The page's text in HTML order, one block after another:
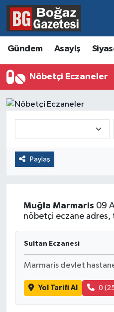
Gündem Asayiş
Nöbetçi Eczaneler
Paylaş
Muğla Marmaris 09
nöbetçi eczane adres,
Sultan Eczanesi
Marmaris devlet
Yol Tarifi Al 0
Asayiş
Eğitim
Ekonomi
Kültür ve Sanat
Magazin
Sağlık
Hava Durumu
Trafik Durumu
Süper Lig Puan
Son Dakika Haberleri
Haber Arşivi